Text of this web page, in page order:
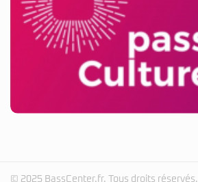
© 2025 BassCenter.fr. Tous droits réservés.